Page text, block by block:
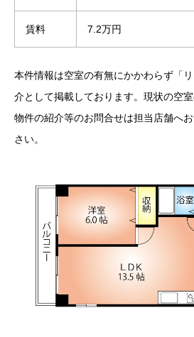
賃料 7.2万円
本件情報は空室の有無にかかわらず「
介として掲載しております。現状の空
物件の紹介等のお問合せは担当店舗へ
さい。